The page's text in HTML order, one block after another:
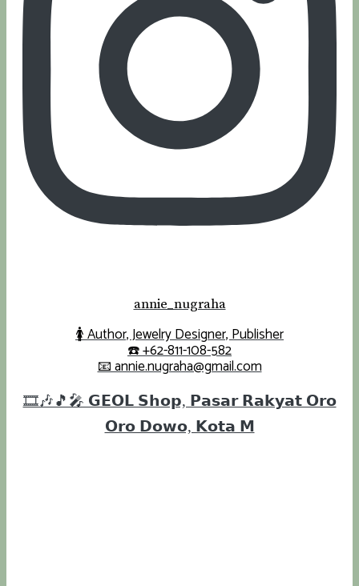
annie_nugraha
🚺 Author, Jewelry Designer, Publisher
☎️ +62-811-108-582
📧 annie.nugraha@gmail.com
🎞️🎶🎵🎤 𝗚𝗘𝗢𝗟 𝗦𝗵𝗼𝗽, 𝗣𝗮𝘀𝗮𝗿 𝗥𝗮𝗸𝘆𝗮𝘁 𝗢𝗿𝗼
𝗢𝗿𝗼 𝗗𝗼𝘄𝗼, 𝗞𝗼𝘁𝗮 𝗠